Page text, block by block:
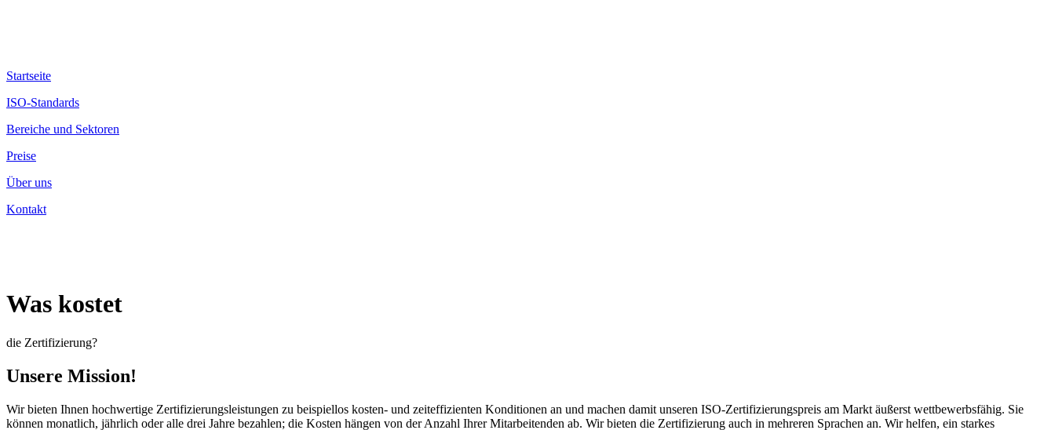
Startseite
ISO-Standards
Bereiche und Sektoren
Preise
Über uns
Kontakt
Was kostet
die Zertifizierung?
Unsere Mission!
Wir bieten Ihnen hochwertige Zertifizierungsleistungen zu beispiellos kosten- und zeiteffizienten Konditionen an und machen damit unseren ISO-Zertifizierungspreis am Markt äußerst wettbewerbsfähig. Sie
können monatlich, jährlich oder alle drei Jahre bezahlen; die Kosten hängen von der Anzahl Ihrer Mitarbeitenden ab. Wir bieten die Zertifizierung auch in mehreren Sprachen an. Wir helfen, ein starkes